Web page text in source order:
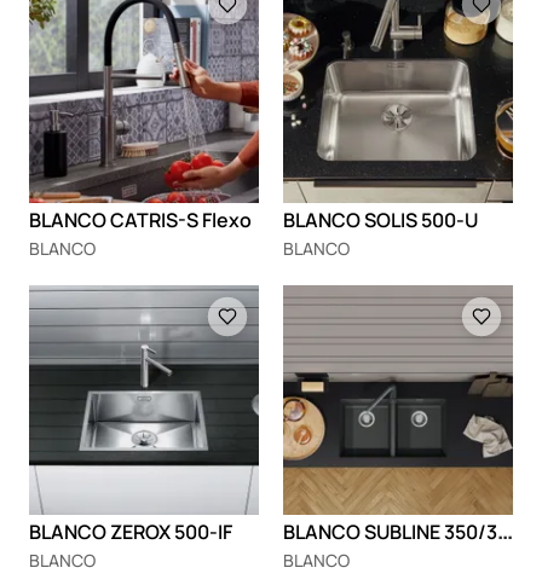
BLANCO CATRIS-S Flexo
BLANCO
BLANCO SOLIS 500-U
BLANCO
Loading
BLANCO ZEROX 500-IF
BLANCO
Loading
B
LANCO SUBLINE 350/350-U
BLANCO